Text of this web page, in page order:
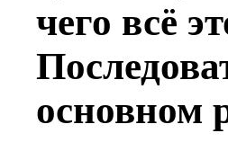
чего всё
основном